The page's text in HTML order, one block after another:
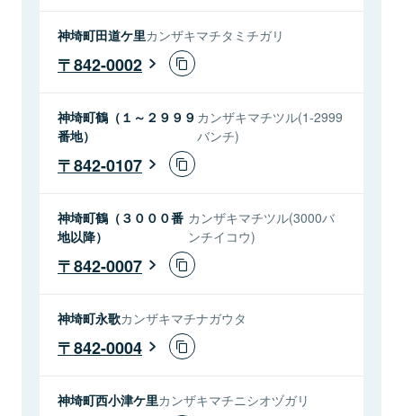
神埼町田道ケ里カンザキマチタミチガリ
842-0002
神埼町鶴（１～２９９９
番地）
カンザキマチツル(1-2999
バンチ)
842-0107
神埼町鶴（３０００番
地以降）
カンザキマチツル(3000バ
ンチイコウ)
842-0007
神埼町永歌カンザキマチナガウタ
842-0004
神埼町西小津ケ里カンザキマチニシオヅガリ